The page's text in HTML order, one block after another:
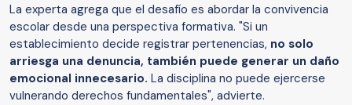
La experta agrega que el desafío es abordar la convivencia
escolar desde una perspectiva formativa. "Si un
establecimiento decide registrar pertenencias, no solo
arriesga una denuncia, también puede generar un daño
emocional innecesario. La disciplina no puede ejercerse
vulnerando derechos fundamentales", advierte.